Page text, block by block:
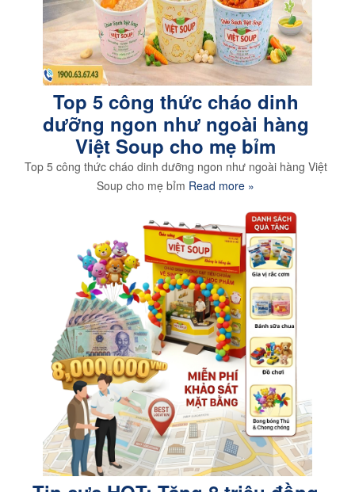
Top 5 công thức cháo dinh
dưỡng ngon như ngoài hàng
Việt Soup cho mẹ bỉm
Top 5 công thức cháo dinh dưỡng ngon như ngoài hàng Việt
Soup cho mẹ bỉm Read more »